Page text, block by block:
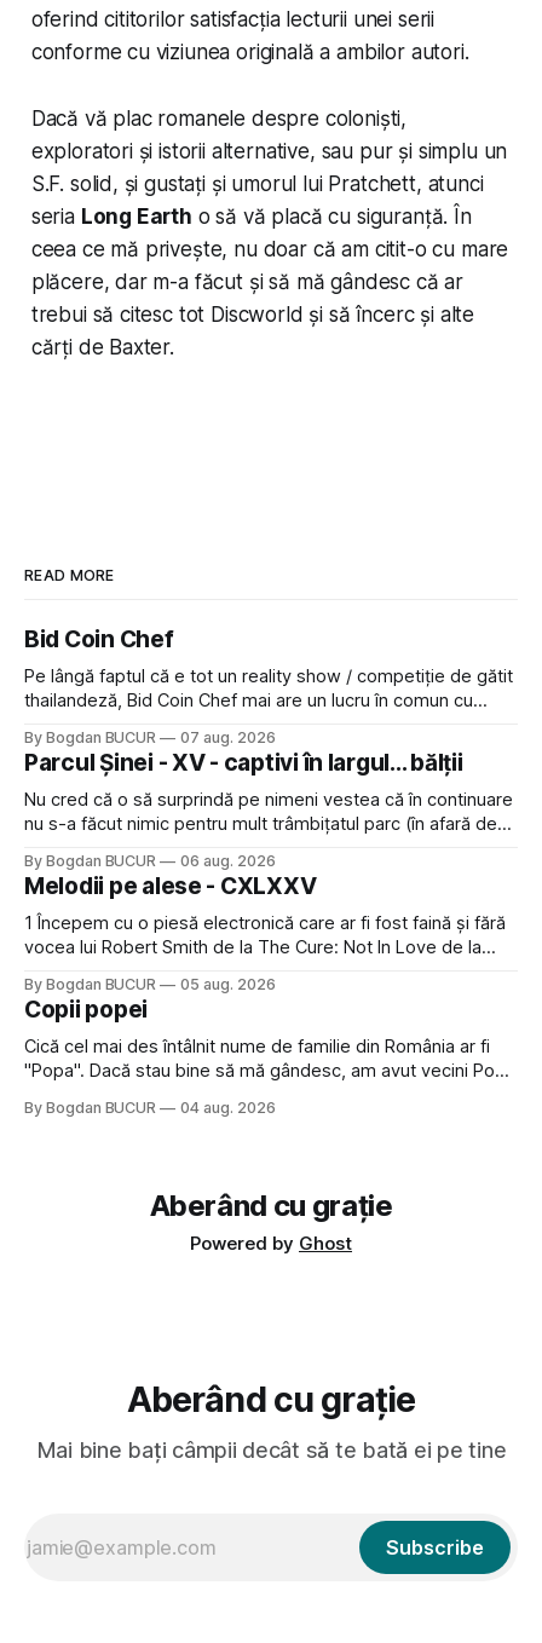
oferind cititorilor satisfacția lecturii unei serii
conforme cu viziunea originală a ambilor autori.
Dacă vă plac romanele despre coloniști,
exploratori și istorii alternative, sau pur și simplu un
S.F. solid, și gustați și umorul lui Pratchett, atunci
seria Long Earth o să vă placă cu siguranță. În
ceea ce mă privește, nu doar că am citit-o cu mare
plăcere, dar m-a făcut și să mă gândesc că ar
trebui să citesc tot Discworld și să încerc și alte
cărți de Baxter.
READ MORE
Bid Coin Chef
Pe lângă faptul că e tot un reality show / competiție de gătit
thailandeză, Bid Coin Chef mai are un lucru în comun cu
lăsat rece la prima vedere, după care m-a făcut să mă
îndrăgostesc de el. Nu mi-a plăcut faptul
By Bogdan BUCUR 07 aug. 2026
Parcul Șinei - XV - captivi în largul... bălții
Nu cred că o să surprindă pe nimeni vestea că în continuare
nu s-a făcut nimic pentru mult trâmbițatul parc (în afară de
timp pui și latră prin gard la lumea care trece prin zonă). Am
avut, în schimb, o belea
By Bogdan BUCUR 06 aug. 2026
Melodii pe alese - CXLXXV
1 Începem cu o piesă electronică care ar fi fost faină și fără
vocea lui Robert Smith de la The Cure: Not In Love de la
a dovedit că jumătatea masculină a acelui duo era cam
dubioasă...) 2. Băgăm la
By Bogdan BUCUR 05 aug. 2026
Copii popei
Cică cel mai des întâlnit nume de familie din România ar fi
"Popa". Dacă stau bine să mă gândesc, am avut vecini Popa
Dexonline spune de etimologia termenului de popă că ar
By Bogdan BUCUR 04 aug. 2026
Aberând cu grație
Powered by Ghost
Aberând cu grație
Mai bine bați câmpii decât să te bată ei pe tine
Subscribe